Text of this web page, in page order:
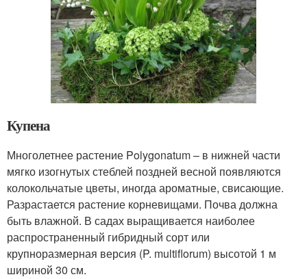
Купена
Многолетнее растение Polygonatum – в нижней части
мягко изогнутых стеблей поздней весной появляются
колокольчатые цветы, иногда ароматные, свисающие.
Разрастается растение корневищами. Почва должна
быть влажной. В садах выращивается наиболее
распространенный гибридный сорт или
крупноразмерная версия (P. multiflorum) высотой 1 м
шириной 30 см.